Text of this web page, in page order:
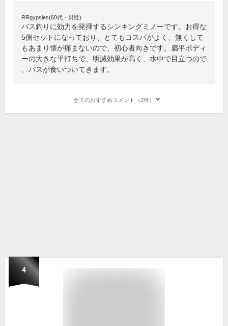
RRgypsies(60代・男性)
バス釣りに効力を発揮するシンキングミノーです。お得な
5個セットになっており、とてもコスパがよく、無くして
もあまり懐が痛まないので、初心者向きです。扁平ボディ
ーの大きな平打ちで、明滅効果が高く、水中で目立つので
、バスが食いついてきます。
全てのおすすめコメント（2件）
4